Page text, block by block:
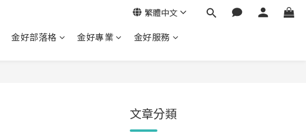
繁體中文
金好部落格 金好專業 金好服務
文章分類